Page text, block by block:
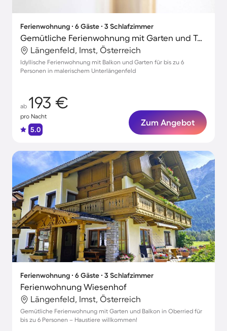
Ferienwohnung ∙ 6 Gäste ∙ 3 Schlafzimmer
Gemütliche Ferienwohnung mit Garten und Terrasse
Längenfeld, Imst, Österreich
Idyllische Ferienwohnung mit Balkon und Garten für bis zu 6
Personen in malerischem Unterlängenfeld
ab 193 €
pro Nacht
5.0
Zum Angebot
Ferienwohnung ∙ 6 Gäste ∙ 3 Schlafzimmer
Ferienwohnung Wiesenhof
Längenfeld, Imst, Österreich
Gemütliche Ferienwohnung mit Garten und Balkon in Oberried für
bis zu 6 Personen – Haustiere willkommen!